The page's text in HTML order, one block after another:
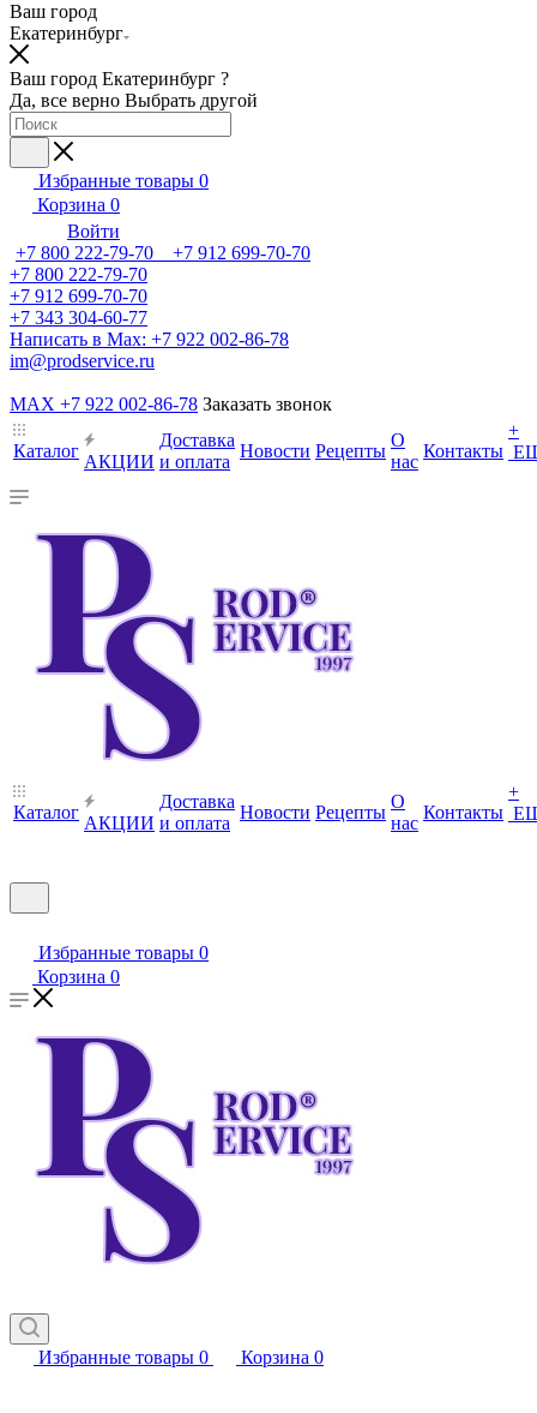
Ваш город
Екатеринбург
Ваш город Екатеринбург ?
Да, все верно Выбрать другой
Избранные товары 0
Корзина 0
Войти
+7 800 222-79-70 +7 912 699-70-70
+7 800 222-79-70
+7 912 699-70-70
+7 343 304-60-77
Написать в Max: +7 922 002-86-78
im@prodservice.ru
MAX +7 922 002-86-78 Заказать звонок
Каталог
АКЦИИ
Доставка
и оплата
Новости Рецепты
О
нас
Контакты
+
Каталог
АКЦИИ
Доставка
и оплата
Новости Рецепты
О
нас
Контакты
+
Избранные товары 0
Корзина 0
Избранные товары 0 Корзина 0